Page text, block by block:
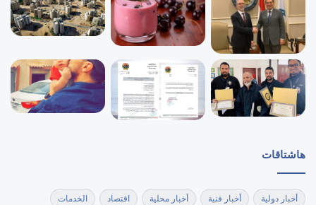
هاشتاقات
أخبار دولية أخبار فنية أخبار محلية اقتصاد الخدمات